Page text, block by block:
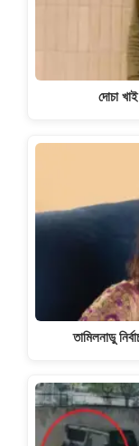
দোচা
তামিলনাডু